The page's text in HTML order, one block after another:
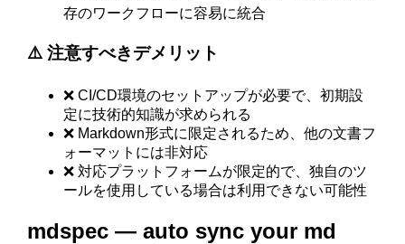
存のワークフローに容易に統合
⚠️ 注意すべきデメリット
❌ CI/CD環境のセットアップが必要で、初期設
定に技術的知識が求められる
❌ Markdown形式に限定されるため、他の文書フ
ォーマットには非対応
❌ 対応プラットフォームが限定的で、独自のツ
ールを使用している場合は利用できない可能性
mdspec — auto sync your md